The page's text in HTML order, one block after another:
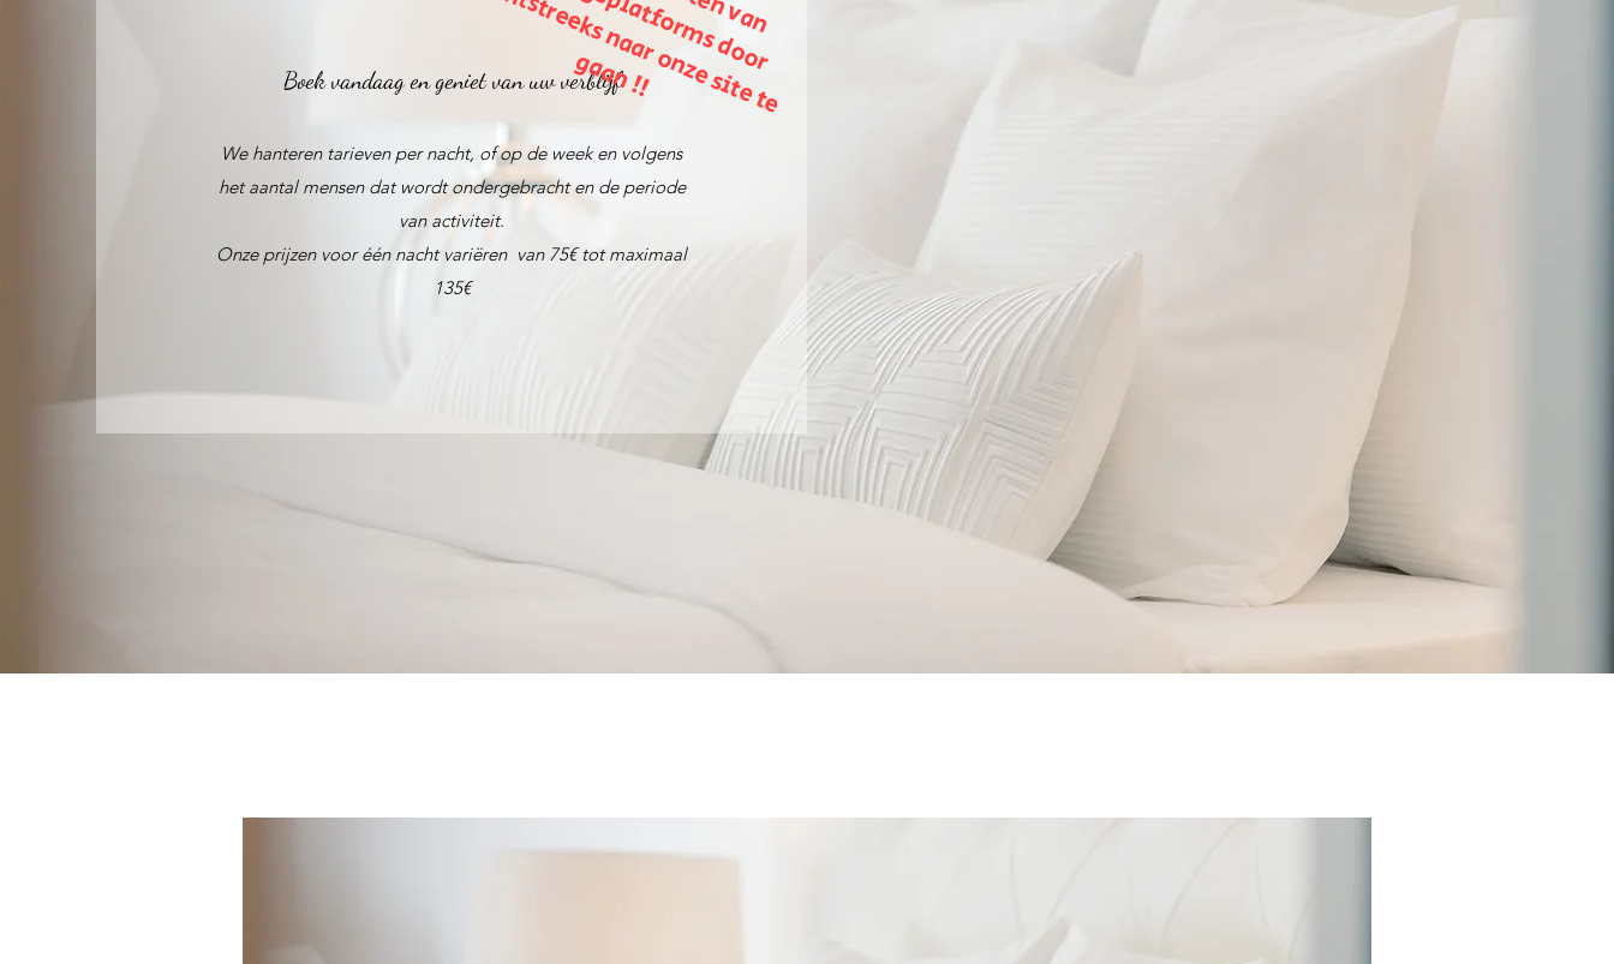
Boek vandaag en geniet van uw verblijf
We hanteren tarieven per nacht, of op de week en volgens
het aantal mensen dat wordt ondergebracht en de periode
van activiteit.
Onze prijzen voor één nacht variëren van 75€ tot maximaal
135€
k
i
r
r
n
g
!